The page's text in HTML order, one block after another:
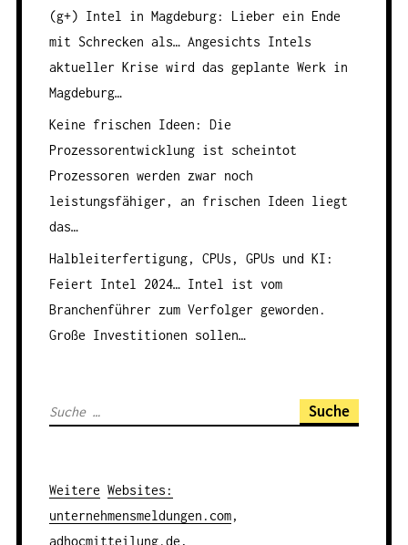
(g+) Intel in Magdeburg: Lieber ein Ende
mit Schrecken als…Angesichts Intels
aktueller Krise wird das geplante Werk in
Magdeburg…
Keine frischen Ideen: Die
Prozessorentwicklung ist scheintot
Prozessoren werden zwar noch
leistungsfähiger, an frischen Ideen liegt
das…
Halbleiterfertigung, CPUs, GPUs und KI:
Feiert Intel 2024…Intel ist vom
Branchenführer zum Verfolger geworden.
Große Investitionen sollen…
S
h
e
n
Weitere Websites :
unternehmensmeldungen.com,
adhocmitteilung.de ,